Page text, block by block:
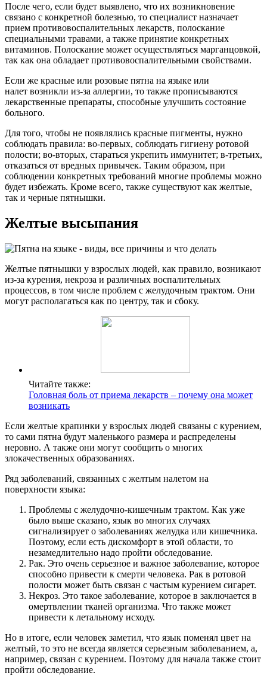
После чего, если будет выявлено, что их возникновение
связано с конкретной болезнью, то специалист назначает
прием противовоспалительных лекарств, полоскание
специальными травами, а также принятие конкретных
витаминов. Полоскание может осуществляться марганцовкой,
так как она обладает противовоспалительными свойствами.
Если же красные или розовые пятна на языке или
налет возникли из-за аллергии, то также прописываются
лекарственные препараты, способные улучшить состояние
больного.
Для того, чтобы не появлялись красные пигменты, нужно
соблюдать правила: во-первых, соблюдать гигиену ротовой
полости; во-вторых, стараться укрепить иммунитет; в-третьих,
отказаться от вредных привычек. Таким образом, при
соблюдении конкретных требований многие проблемы можно
будет избежать. Кроме всего, также существуют как желтые,
так и черные пятнышки.
Желтые высыпания
Желтые пятнышки у взрослых людей, как правило, возникают
из-за курения, некроза и различных воспалительных
процессов, в том числе проблем с желудочным трактом. Они
могут располагаться как по центру, так и сбоку.
Читайте также:
Головная боль от приема лекарств – почему она может
возникать
Если желтые крапинки у взрослых людей связаны с курением,
то сами пятна будут маленького размера и распределены
неровно. А также они могут сообщить о многих
злокачественных образованиях.
Ряд заболеваний, связанных с желтым налетом на
поверхности языка:
Проблемы с желудочно-кишечным трактом. Как уже
было выше сказано, язык во многих случаях
сигнализирует о заболеваниях желудка или кишечника.
Поэтому, если есть дискомфорт в этой области, то
незамедлительно надо пройти обследование.
Рак. Это очень серьезное и важное заболевание, которое
способно привести к смерти человека. Рак в ротовой
полости может быть связан с частым курением сигарет.
Некроз. Это такое заболевание, которое в заключается в
омертвлении тканей организма. Что также может
привести к летальному исходу.
Но в итоге, если человек заметил, что язык поменял цвет на
желтый, то это не всегда является серьезным заболеванием, а,
например, связан с курением. Поэтому для начала также стоит
пройти обследование.